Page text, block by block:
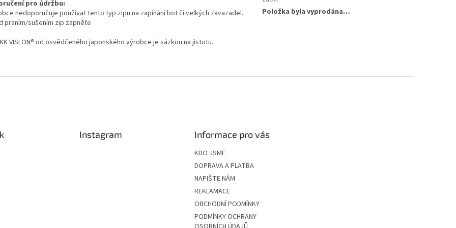
pro údržbu:
nedoporučuje používat tento typ zipu na zapínání bot či velkých zavazadel.
praním/sušením zip zapněte
VISLON® od osvědčeného japonského výrobce je sázkou na jistotu.
Položka byla vyprodána…
Instagram Informace pro vás
KDO JSME
DOPRAVA A PLATBA
NAPIŠTE NÁM
REKLAMACE
OBCHODNÍ PODMÍNKY
PODMÍNKY OCHRANY